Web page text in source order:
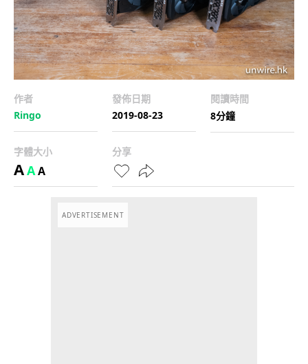
作者
Ringo
發佈日期
2019-08-23
閱讀時間
8分鐘
字體大小
AAA
分享
ADVERTISEMENT